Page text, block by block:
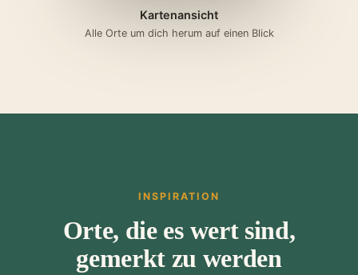
Kartenansicht
Alle Orte um dich herum auf einen Blick
INSPIRATION
Orte, die es wert sind,
gemerkt zu werden